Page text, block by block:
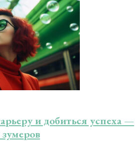
и добиться успеха —